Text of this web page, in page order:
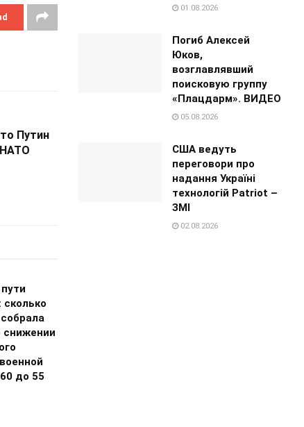
Путин
НАТО
сколько
снижении
до 55
01.08.2026
Погиб Алексей
Юков,
возглавлявший
поисковую группу
«Плацдарм». ВИДЕО
05.08.2026
США ведуть
переговори про
надання Україні
технологій Patriot –
ЗМІ
02.08.2026